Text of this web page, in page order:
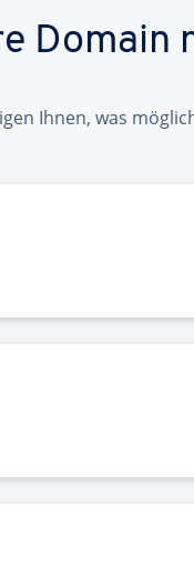
Domain
Ihnen, was